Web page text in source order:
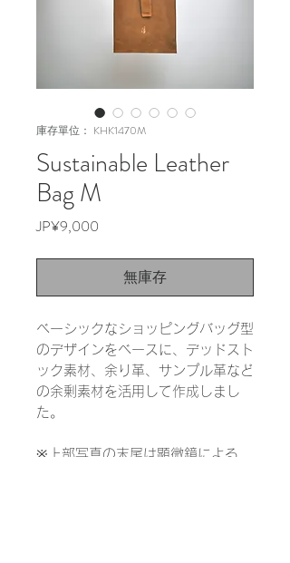
庫存單位： KHK1470M
Sustainable Leather
Bag M
JP¥9,000
無庫存
ベーシックなショッピングバッグ型
のデザインをベースに、デッドスト
ック素材、余り革、サンプル革など
の余剰素材を活用して作成しまし
た。
※上部写真の末尾は顕微鏡による